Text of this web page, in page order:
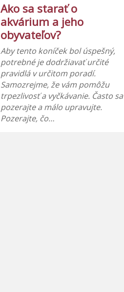
Ako sa starať o
akvárium a jeho
obyvateľov?
Aby tento koníček bol úspešný,
potrebné je dodržiavať určité
pravidlá v určitom poradí.
Samozrejme, že vám pomôžu
trpezlivosť a vyčkávanie. Často sa
pozerajte a málo upravujte.
Pozerajte, čo…